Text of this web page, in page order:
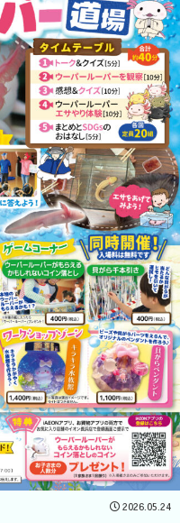
開催企業向
けはコチラ
2026.05.24